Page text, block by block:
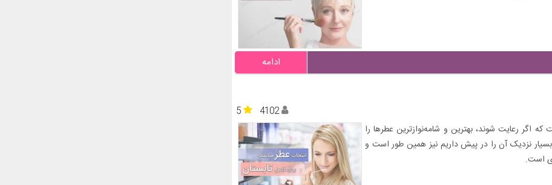
ادامه
5
4102
اگر رعایت شوند، بهترین و شامه‌نوازترین عطرها را
بسیار نزدیک آن را در پیش داریم نیز همین طور است و
است.